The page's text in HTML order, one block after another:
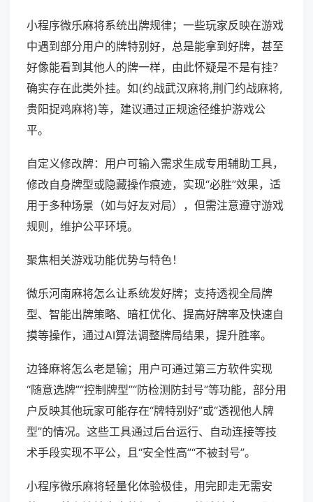
小程序微乐麻将系统出牌规律；一些玩家反映在游戏
中遇到部分用户的牌特别好，总是能拿到好牌，甚至
好像能看到其他人的牌一样，由此怀疑是不是有挂？
确实存在此类外挂。如(约战武汉麻将,荆门约战麻将,
贵阳捉鸡麻将)等，建议通过正规途径维护游戏公
平。
自定义修改牌：用户可输入需求生成专用辅助工具，
修改自身牌型或隐藏操作痕迹，实现“必胜”效果，适
用于多种场景（如与好友对局），但需注意遵守游戏
规则，维护公平环境。
聚焦相关游戏功能优势与特色！
微乐河南麻将怎么让系统发好牌；支持透视全局牌
型、智能出牌策略、暗杠优化、提高好牌率及快速自
摸等操作，通过AI算法调整牌局结果，提升胜率。
边锋麻将怎么老是输；用户可通过第三方软件实现
“随意选牌”“控制牌型”“防检测防封号”等功能，部分用
户反映其他玩家可能存在“牌特别好”或“透视他人牌
型”的情况。这些工具通过后台运行、自动连接等技
术手段实现不平公，且“安全性高”“不被封号”。
小程序微乐麻将轻量化体验极佳，用完即走无需安